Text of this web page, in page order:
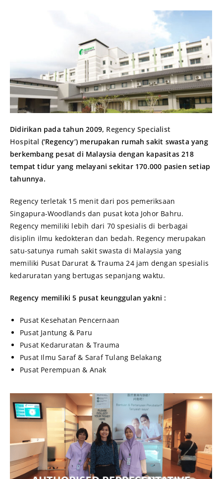
Didirikan pada tahun 2009, Regency Specialist
Hospital (‘Regency’) merupakan rumah sakit swasta yang
berkembang pesat di Malaysia dengan kapasitas 218
tempat tidur yang melayani sekitar 170.000 pasien setiap
tahunnya.
Regency terletak 15 menit dari pos pemeriksaan
Singapura-Woodlands dan pusat kota Johor Bahru.
Regency memiliki lebih dari 70 spesialis di berbagai
disiplin ilmu kedokteran dan bedah. Regency merupakan
satu-satunya rumah sakit swasta di Malaysia yang
memiliki Pusat Darurat & Trauma 24 jam dengan spesialis
kedaruratan yang bertugas sepanjang waktu.
Regency memiliki 5 pusat keunggulan yakni :
Pusat Kesehatan Pencernaan
Pusat Jantung & Paru
Pusat Kedaruratan & Trauma
Pusat Ilmu Saraf & Saraf Tulang Belakang
Pusat Perempuan & Anak